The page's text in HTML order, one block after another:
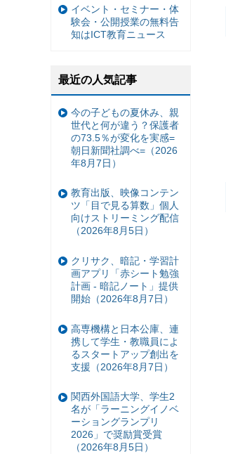
イベント・セミナー・体
験会・公開授業の無料告
知はICT教育ニュース
最近の人気記事
今の子どもの夏休み、親
世代と何が違う？保護者
の73.5％が変化を実感=
朝日新聞社調べ=（2026
年8月7日）
教育出版、映像コンテン
ツ「目で見る算数」個人
向けストリーミング配信
（2026年8月5日）
クリサク、暗記・学習計
画アプリ「赤シート勉強
計画 - 暗記ノート」提供
開始（2026年8月7日）
高専機構と日本公庫、連
携して学生・教職員によ
るスタートアップ創出を
支援（2026年8月7日）
関西外国語大学、学生2
名が「ラーニングイノベ
ーショングランプリ
2026」で奨励賞受賞
（2026年8月5日）